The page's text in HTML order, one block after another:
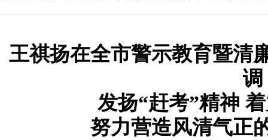
王祺扬在全市警示教育暨清
调
发扬“赶考”精神
努力营造风清气正